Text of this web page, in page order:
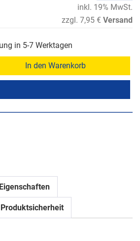
inkl. 19% MwSt.
zzgl. 7,95 € Versand
in 5-7 Werktagen
In den Warenkorb
Eigenschaften